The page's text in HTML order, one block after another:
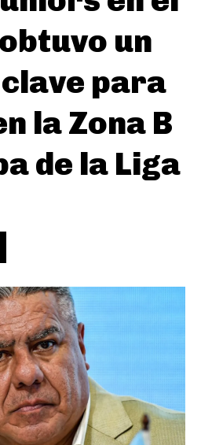
un
para
la Zona B
de la Liga